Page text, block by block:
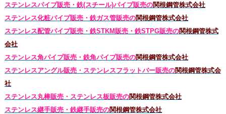
ステンレスパイプ販売・鉄(スチール)パイプ販売の関根鋼管株式会社
ステンレス化粧パイプ販売・鉄ガス管販売の関根鋼管株式会社
ステンレス配管パイプ販売・鉄STKM販売・鉄STPG販売の関根鋼管株式
会社
ステンレス角パイプ販売・鉄角パイプ販売の関根鋼管株式会社
ステンレスアングル販売・ ステンレスフラットバー販売の関根鋼管株式会
社
ステンレス丸棒販売・ ステンレス板販売の関根鋼管株式会社
ステンレス継手販売・鉄継手販売の関根鋼管株式会社